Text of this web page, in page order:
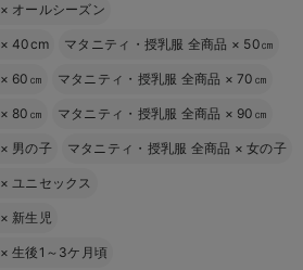
× オールシーズン
×40cm マタニティ・授乳服 全商品 × 50㎝
× 60㎝ マタニティ・授乳服 全商品 ×70㎝
× 80㎝ マタニティ・授乳服 全商品 × 90㎝
× 男の子 マタニティ・授乳服 全商品 ×女の子
×ユニセックス
× 新生児
×生後1～3ケ月頃